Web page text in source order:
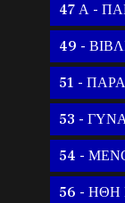
47 Α -
49 -
51 -
53 -
54 -
56 - ΗΘΗ